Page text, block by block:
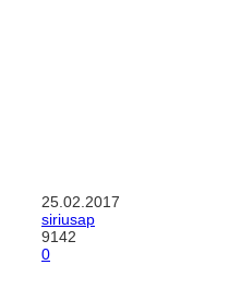
25.02.2017
siriusap
9142
0